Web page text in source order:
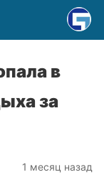
в
за
1 месяц назад